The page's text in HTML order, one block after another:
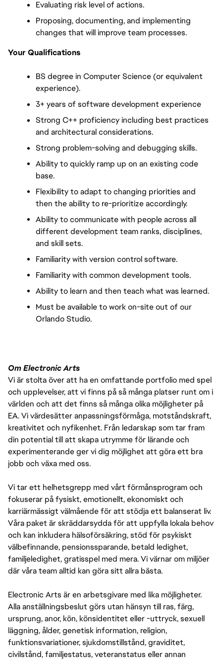
Evaluating risk level of actions.
Proposing, documenting, and implementing
changes that will improve team processes.
Your Qualifications
BS degree in Computer Science (or equivalent
experience).
3+ years of software development experience
Strong C++ proficiency including best practices
and architectural considerations.
Strong problem-solving and debugging skills.
Ability to quickly ramp up on an existing code
base.
Flexibility to adapt to changing priorities and
then the ability to re-prioritize accordingly.
Ability to communicate with people across all
different development team ranks, disciplines,
and skill sets.
Familiarity with version control software.
Familiarity with common development tools.
Ability to learn and then teach what was learned.
Must be available to work on-site out of our
Orlando Studio.
Om Electronic Arts
Vi är stolta över att ha en omfattande portfolio med spel
och upplevelser, att vi finns på så många platser runt om i
världen och att det finns så många olika möjligheter på
EA. Vi värdesätter anpassningsförmåga, motståndskraft,
kreativitet och nyfikenhet. Från ledarskap som tar fram
din potential till att skapa utrymme för lärande och
experimenterande ger vi dig möjlighet att göra ett bra
jobb och växa med oss.
Vi tar ett helhetsgrepp med vårt förmånsprogram och
fokuserar på fysiskt, emotionellt, ekonomiskt och
karriärmässigt välmående för att stödja ett balanserat liv.
Våra paket är skräddarsydda för att uppfylla lokala behov
och kan inkludera hälsoförsäkring, stöd för psykiskt
välbefinnande, pensionssparande, betald ledighet,
familjeledighet, gratisspel med mera. Vi värnar om miljöer
där våra team alltid kan göra sitt allra bästa.
Electronic Arts är en arbetsgivare med lika möjligheter.
Alla anställningsbeslut görs utan hänsyn till ras, färg,
ursprung, anor, kön, könsidentitet eller -uttryck, sexuell
läggning, ålder, genetisk information, religion,
funktionsvariationer, sjukdomstillstånd, graviditet,
civilstånd, familjestatus, veteranstatus eller annan